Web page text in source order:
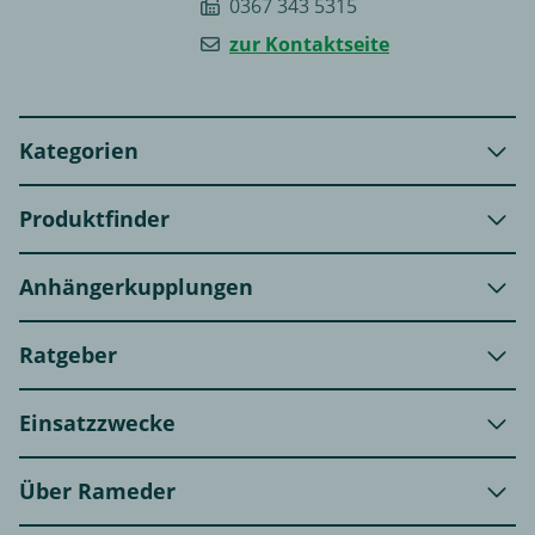
0367 343 5315
zur Kontaktseite
Kategorien
Produktfinder
Anhängerkupplungen
Ratgeber
Einsatzzwecke
Über Rameder